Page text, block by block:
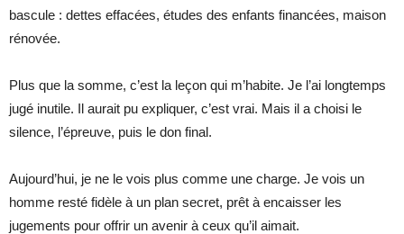
bascule : dettes effacées, études des enfants financées, maison
rénovée.
Plus que la somme, c’est la leçon qui m’habite. Je l’ai longtemps
jugé inutile. Il aurait pu expliquer, c’est vrai. Mais il a choisi le
silence, l’épreuve, puis le don final.
Aujourd’hui, je ne le vois plus comme une charge. Je vois un
homme resté fidèle à un plan secret, prêt à encaisser les
jugements pour offrir un avenir à ceux qu’il aimait.